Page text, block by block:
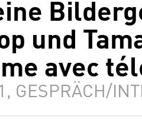
und
avec
GESPRÄCH/